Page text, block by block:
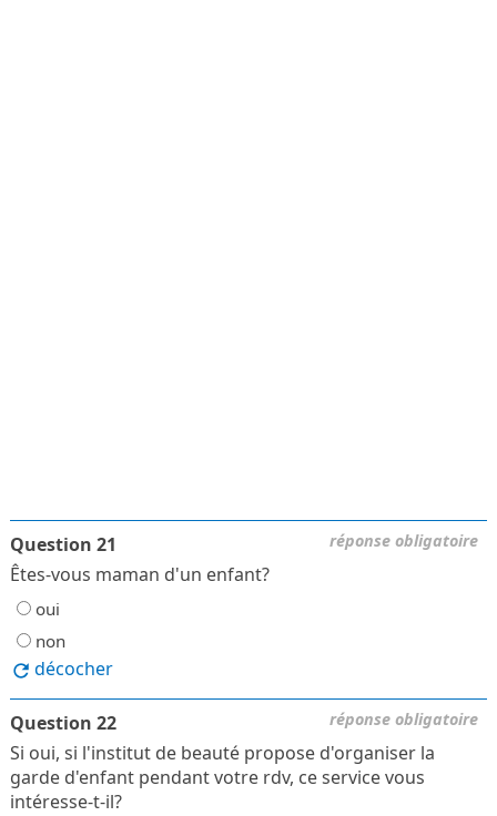
réponse obligatoire
Question 21
Êtes-vous maman d'un enfant?
oui
non
décocher
réponse obligatoire
Question 22
Si oui, si l'institut de beauté propose d'organiser la
garde d'enfant pendant votre rdv, ce service vous
intéresse-t-il?